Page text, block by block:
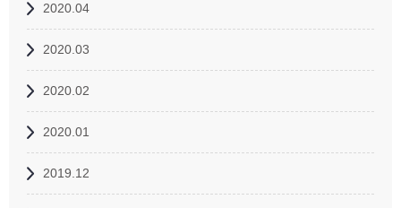
2020.04
2020.03
2020.02
2020.01
2019.12